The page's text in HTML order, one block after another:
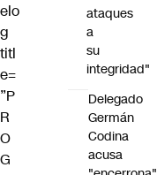
elo
g
titl
e=
”P
R
O
G
ataques
a
su
integridad"
Delegado
Germán
Codina
acusa